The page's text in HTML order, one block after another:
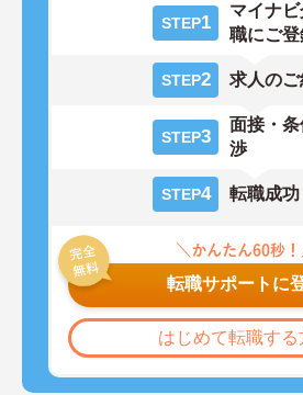
STEP1
マイナ
職にご登
STEP2 求人の
STEP3
面接・
渉
STEP4 転職成功
転職サポートに
はじめて転職する